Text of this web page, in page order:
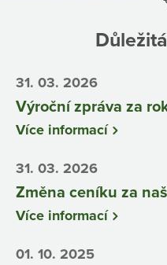
31. 03. 2026
Výroční zpráva za
Více informací
31. 03. 2026
Změna ceníku za
Více informací
01. 10. 2025